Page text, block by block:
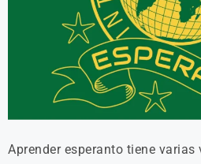
Aprender esperanto tiene